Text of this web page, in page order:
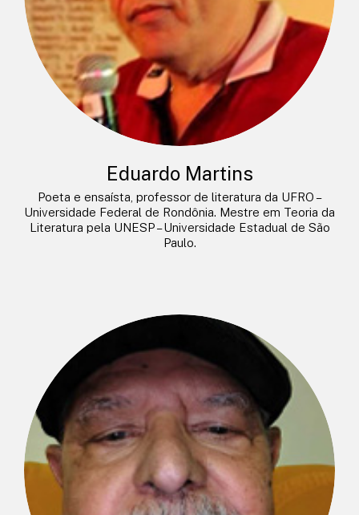
Eduardo Martins
Poeta e ensaísta, professor de literatura da UFRO –
Universidade Federal de Rondônia. Mestre em Teoria da
Literatura pela UNESP – Universidade Estadual de São
Paulo.